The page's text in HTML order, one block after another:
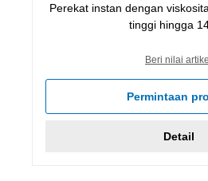
Perekat instan dengan
tinggi hingga
Beri nilai
Permintaan
Detail